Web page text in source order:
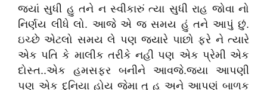
જયાં સુધી હુ તને ન સ્વીકારું ત્યા સુધી રાહ જોવા નો
નિર્ણય લીધે લો. આજે એ જ સમય હું તને આપું છું.
ઇચ્છે એટલો સમય લે પણ જયારે પાછો ફરે ને ત્યારે
એક પતિ કે માલીક તરીકે નહી પણ એક પ્રેમી એક
દોસ્ત..એક હમસફર બનીને આવજે.જ્યા આપણી
પણ એક દુનિયા હોય જેમા તુ હુ અને આપણું બાળક